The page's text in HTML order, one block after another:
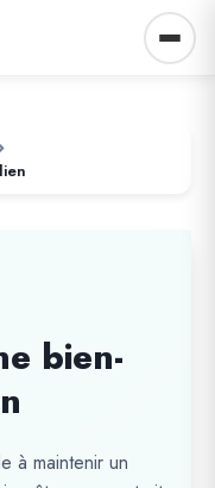
bien-
à maintenir un